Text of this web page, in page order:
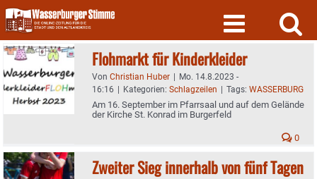
Skip
to
content
Flohmarkt für Kinderkleider
Von Christian Huber | Mo. 14.8.2023 -
16:16 | Kategorien: Schlagzeilen | Tags: WASSERBURG
Am 16. September im Pfarrsaal und auf dem Gelände
der Kirche St. Konrad im Burgerfeld
0
Zweiter Sieg innerhalb von fünf Tagen